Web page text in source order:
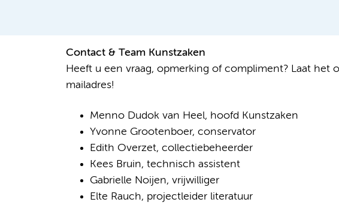
Contact & Team Kunstzaken
Heeft u een vraag, opmerking of compliment? Laat het
mailadres!
Menno Dudok van Heel, hoofd Kunstzaken
Yvonne Grootenboer, conservator
Edith Overzet, collectiebeheerder
Kees Bruin, technisch assistent
Gabrielle Noijen, vrijwilliger
Elte Rauch, projectleider literatuur